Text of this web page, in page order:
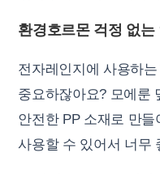
환경호르몬 걱정 없
전자레인지에 사용하
중요하잖아요? 모에룬
안전한 PP 소재로 만
사용할 수 있어서 너무